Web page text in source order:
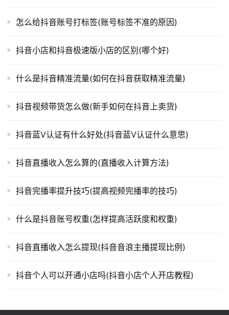
怎么给抖音账号打标签(账号标签不准的原因)
抖音小店和抖音极速版小店的区别(哪个好)
什么是抖音精准流量(如何在抖音获取精准流量)
抖音视频带货怎么做(新手如何在抖音上卖货)
抖音蓝V认证有什么好处(抖音蓝V认证什么意思)
抖音直播收入怎么算的(直播收入计算方法)
抖音完播率提升技巧(提高视频完播率的技巧)
什么是抖音账号权重(怎样提高活跃度和权重)
抖音直播收入怎么提现(抖音音浪主播提现比例)
抖音个人可以开通小店吗(抖音小店个人开店教程)